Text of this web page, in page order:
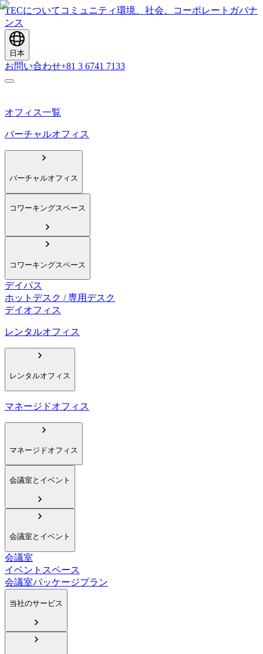
TECについて コミュニティ環境、社会、コーポレートガバナ
ンス
日本
お問い合わせ+81 3 6741 7133
オフィス一覧
バーチャルオフィス
バーチャルオフィス
コワーキングスペース
コワーキングスペース
デイパス
ホットデスク / 専用デスク
デイオフィス
レンタルオフィス
レンタルオフィス
マネージドオフィス
マネージドオフィス
会議室とイベント
会議室とイベント
会議室
イベントスペース
会議室パッケージプラン
当社のサービス